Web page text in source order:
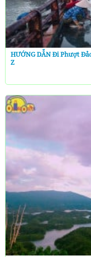
HƯỚNG DẪN Đi Phượt
Z